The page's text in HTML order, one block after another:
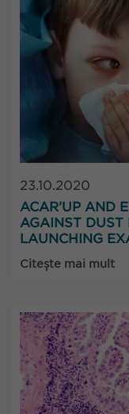
23.10.2020
ACAR’UP AND
AGAINST DUST
LAUNCHING
Citește mai mult